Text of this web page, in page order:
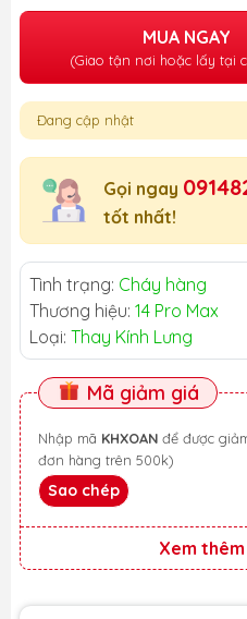
MUA NGAY
(Giao tận nơi hoặc lấy tại
Đang cập nhật
Gọi ngay
tốt nhất!
Tình trạng: Cháy hàng
Thương hiệu: 14 Pro Max
Loại: Thay Kính Lưng
Mã giảm giá
Nhập mã KHXOAN
đơn hàng trên 500k)
Sao chép
Xem